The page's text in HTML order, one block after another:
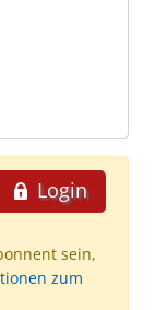
Login
sein,
zum